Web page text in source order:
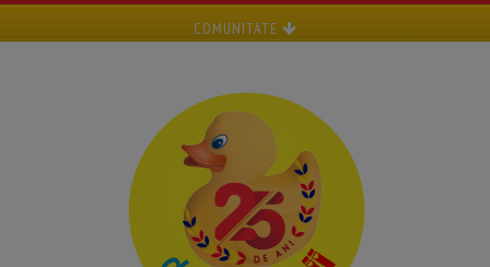
COMUNITATE